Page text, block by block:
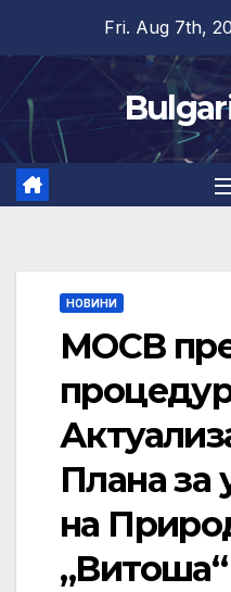
content
Fri. Aug 7th,
НОВИНИ
МОСВ
Плана за
на
„Витоша“